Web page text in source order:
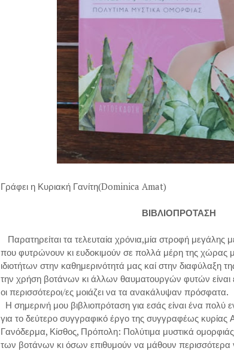
Γράφει η Κυριακή Γανίτη(Dominica Amat)
ΒΙΒΛΙΟΠΡΟΤΑΣΗ
Παρατηρείται τα τελευταία χρόνια,μία στροφή
που φυτρώνουν κι ευδοκιμούν σε πολλά μέρη της χώρας
ιδιοτήτων στην καθημερινότητά μας καί στην διαφύλαξη
την χρήση βοτάνων κι άλλων θαυματουργών φυτών είναι
οι περισσότεροι/ες μοιάζει να τα ανακάλυψαν πρόσφατα.
Η σημερινή μου βιβλιοπρόταση για εσάς είναι ένα πολύ
για το δεύτερο συγγραφικό έργο της συγγραφέως
Γανόδερμα, Κίσθος, Πρόπολη: Πολύτιμα μυστικά
των βοτάνων κι όσων επιθυμούν να μάθουν περισσότερα